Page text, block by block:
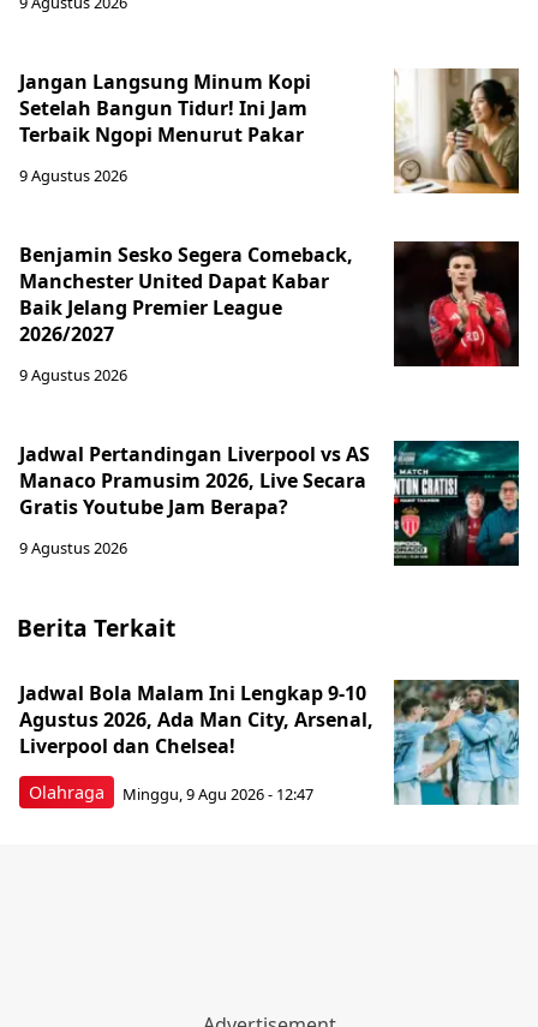
Jangan Langsung Minum Kopi
Setelah Bangun Tidur! Ini Jam
Terbaik Ngopi Menurut Pakar
9 Agustus 2026
Benjamin Sesko Segera Comeback,
Manchester United Dapat Kabar
Baik Jelang Premier League
2026/2027
9 Agustus 2026
Jadwal Pertandingan Liverpool vs AS
Manaco Pramusim 2026, Live Secara
Gratis Youtube Jam Berapa?
9 Agustus 2026
Berita Terkait
Olahraga
Jadwal Bola Malam Ini Lengkap 9-10
Agustus 2026, Ada Man City, Arsenal,
Liverpool dan Chelsea!
Minggu, 9 Agu 2026 - 12:47